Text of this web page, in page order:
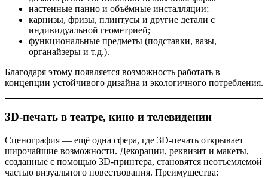
настенные панно и объёмные инсталляции;
карнизы, фризы, плинтусы и другие детали с
индивидуальной геометрией;
функциональные предметы (подставки, вазы,
органайзеры и т.д.).
Благодаря этому появляется возможность работать в
концепции устойчивого дизайна и экологичного потребления.
3D-печать в театре, кино и телевидении
Сценография — ещё одна сфера, где 3D-печать открывает
широчайшие возможности. Декорации, реквизит и макеты,
созданные с помощью 3D-принтера, становятся неотъемлемой
частью визуального повествования. Преимущества: